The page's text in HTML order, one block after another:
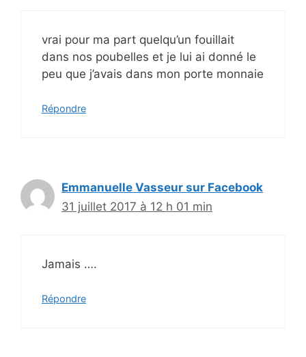
vrai pour ma part quelqu’un fouillait
dans nos poubelles et je lui ai donné le
peu que j’avais dans mon porte monnaie
Répondre
Emmanuelle Vasseur sur Facebook
31 juillet 2017 à 12 h 01 min
Jamais ….
Répondre